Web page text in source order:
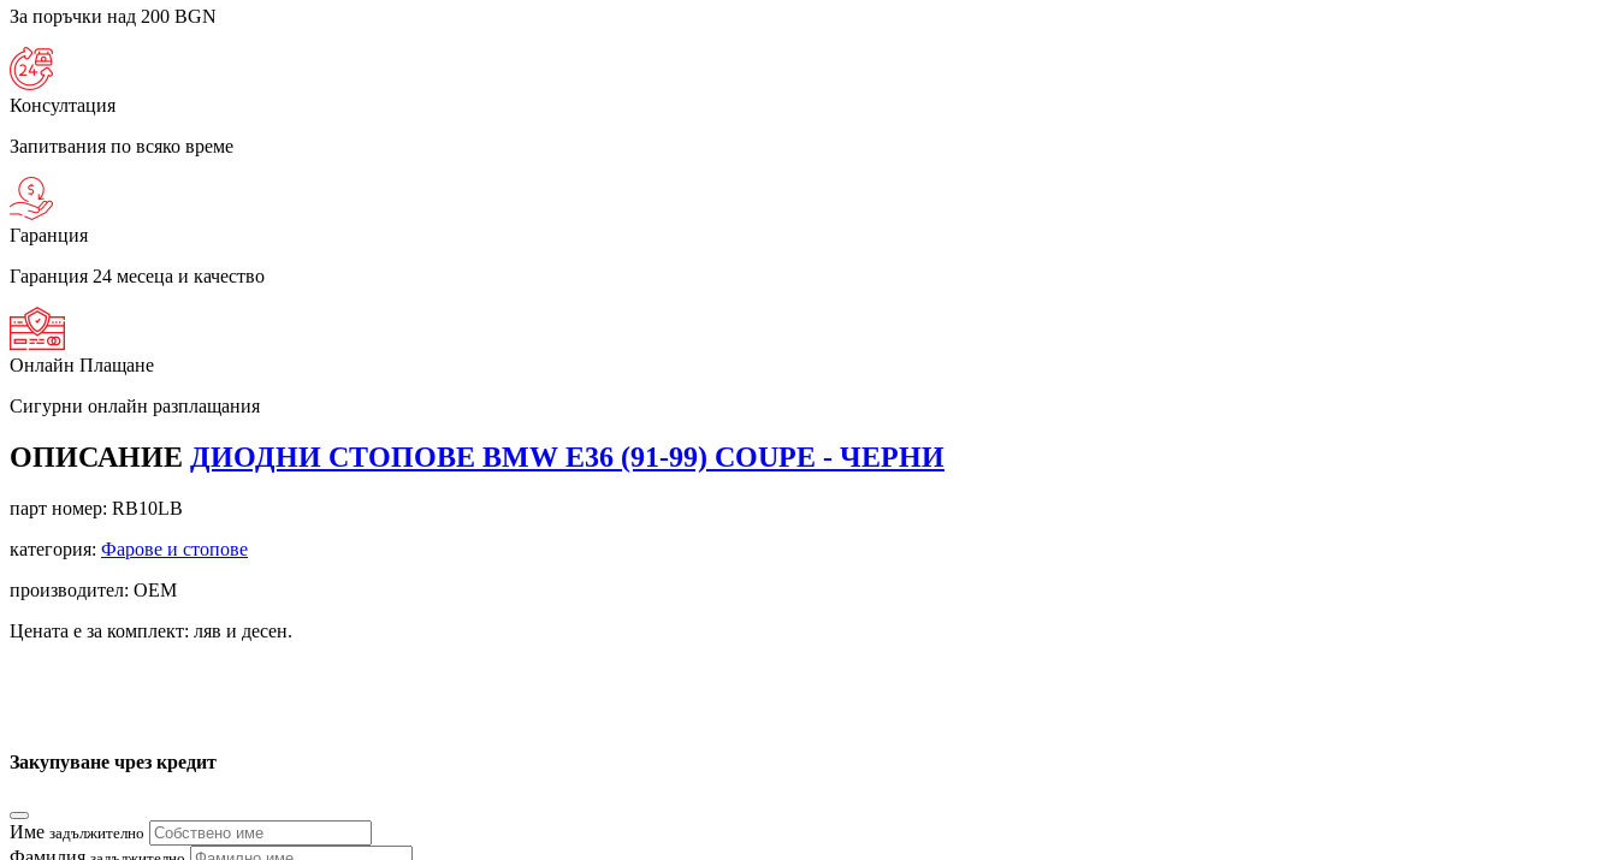
За поръчки над 200 BGN
Консултация
Запитвания по всяко време
Гаранция
Гаранция 24 месеца и качество
Онлайн Плащане
Сигурни онлайн разплащания
ОПИСАНИЕ ДИОДНИ СТОПОВЕ BMW E36 (91-99) COUPE - ЧЕРНИ
парт номер: RB10LB
категория: Фарове и стопове
производител: OEM
Цената е за комплект: ляв и десен.
Закупуване чрез кредит
Име задължително